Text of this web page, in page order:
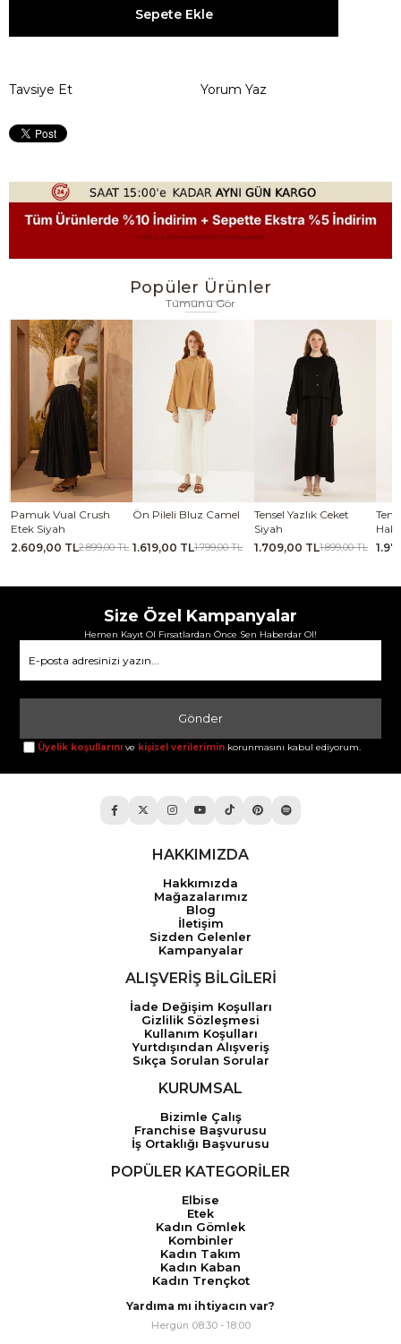
Tavsiye Et Yorum Yaz
Popüler Ürünler
Tümünü Gör
Pamuk Vual Crush
Etek Siyah
2.609,00 TL2.899,00 TL
Ön Pileli Bluz Camel
1.619,00 TL1.799,00 TL
Tensel Yazlık Ceket
Siyah
1.709,00 TL1.899,00 TL
Haki
Size Özel Kampanyalar
Hemen Kayıt Ol Fırsatlardan Önce Sen Haberdar Ol!
Gönder
Üyelik koşullarını ve kişisel verilerimin korunmasını kabul ediyorum.
HAKKIMIZDA
Hakkımızda
Mağazalarımız
Blog
İletişim
Sizden Gelenler
Kampanyalar
ALIŞVERİŞ BİLGİLERİ
İade Değişim Koşulları
Gizlilik Sözleşmesi
Kullanım Koşulları
Yurtdışından Alışveriş
Sıkça Sorulan Sorular
KURUMSAL
Bizimle Çalış
Franchise Başvurusu
İş Ortaklığı Başvurusu
POPÜLER KATEGORİLER
Elbise
Etek
Kadın Gömlek
Kombinler
Kadın Takım
Kadın Kaban
Kadın Trençkot
Yardıma mı ihtiyacın var?
Hergün 08:30 - 18:00